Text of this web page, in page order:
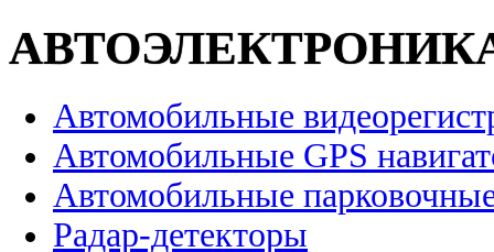
Автомобильные
Автомобильные GPS
Автомобильные
Радар-детекторы